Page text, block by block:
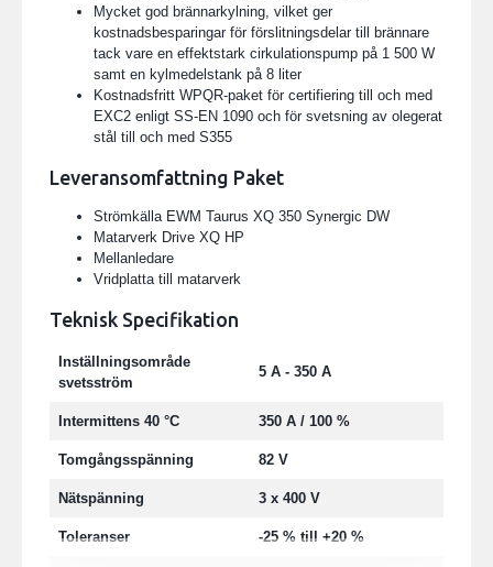
Mycket god brännarkylning, vilket ger
kostnadsbesparingar för förslitningsdelar till brännare
tack vare en effektstark cirkulationspump på 1 500 W
samt en kylmedelstank på 8 liter
Kostnadsfritt WPQR-paket för certifiering till och med
EXC2 enligt SS-EN 1090 och för svetsning av olegerat
stål till och med S355
Leveransomfattning Paket
Strömkälla EWM Taurus XQ 350 Synergic DW
Matarverk Drive XQ HP
Mellanledare
Vridplatta till matarverk
Teknisk Specifikation
Inställningsområde
svetsström
5 A - 350 A
Intermittens 40 °C 350 A / 100 %
Tomgångsspänning 82 V
Nätspänning 3 x 400 V
Toleranser -25 % till +20 %